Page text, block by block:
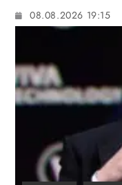
08.08.2026 19:15